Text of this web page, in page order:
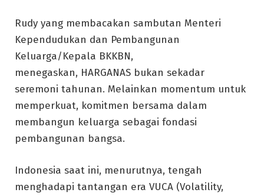
Rudy yang membacakan sambutan Menteri
Kependudukan dan Pembangunan
Keluarga/Kepala BKKBN,
menegaskan, HARGANAS bukan sekadar
seremoni tahunan. Melainkan momentum untuk
memperkuat, komitmen bersama dalam
membangun keluarga sebagai fondasi
pembangunan bangsa.
Indonesia saat ini, menurutnya, tengah
menghadapi tantangan era VUCA (Volatility,